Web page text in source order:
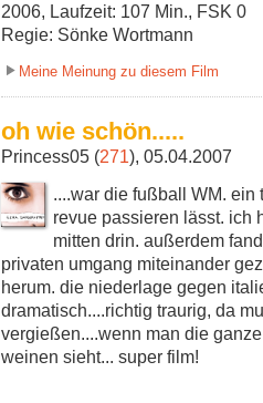
2006, Laufzeit: 107 Min., FSK 0
Regie: Sönke Wortmann
Meine Meinung zu diesem Film
oh wie schön.....
Princess05 (271), 05.04.2007
....war die fußball WM.
revue passieren lässt. ich
mitten drin. außerdem
privaten umgang miteinander
herum. die niederlage gegen
dramatisch....richtig traurig, da
vergießen....wenn man die
weinen sieht... super film!